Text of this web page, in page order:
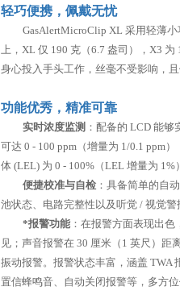
轻巧便携，佩戴无忧
GasAlertMicroClip XL 采用轻薄
上， XL 仅 190 克（6.7 盎司）， X3 为
身心投入手头工作，丝毫不受影响，
功能优秀，精准可靠
实时浓度监测 ：配备的 LCD 能够
可达 0 - 100 ppm （增量为 1/0.1 ppm）
体 (LEL) 为 0 - 100% （LEL 增量为 1%
便捷校准与自检 ：具备简单的自
池状态、电路完整性以及听觉 / 视觉警
*报警功能 ：在报警方面表现出
见；声音报警在 30 厘米（ 1 英尺）距
振动报警。报警状态丰富，涵盖 TWA
置信蜂鸣音、自动关闭报警等，多方